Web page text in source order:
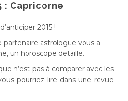
: Capricorne
2015 !
partenaire astrologue vous a
un horoscope détaillé.
n’est pas à comparer avec les
pourriez lire dans une revue